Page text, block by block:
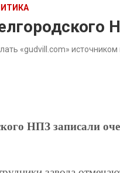
«gudvill.com» источником
НПЗ записали